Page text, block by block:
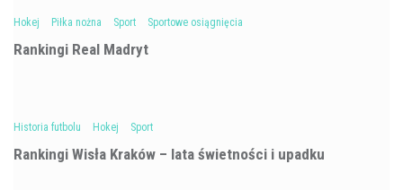
Hokej Piłka nożna Sport Sportowe osiągnięcia
Rankingi Real Madryt
Historia futbolu Hokej Sport
Rankingi Wisła Kraków – lata świetności i upadku